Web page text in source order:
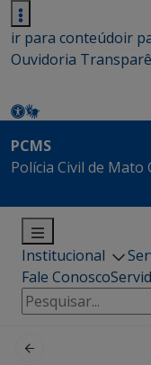
ir para conteúdoir
Ouvidoria
PCMS
Polícia Civil de Mato
Institucional
Fale Conosco
Pesquisar
por: